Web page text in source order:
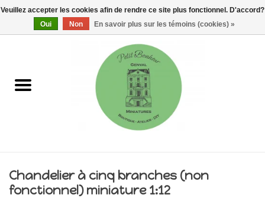
0 Articles - €0,00
Maisons, vitrines & kits
Electricité
Chandelier à cinq branches (non
fonctionnel) miniature 1:12
Veuillez accepter les cookies afin de rendre ce site plus fonctionnel. D'accord?
Oui
Non En savoir plus sur les témoins (cookies) »